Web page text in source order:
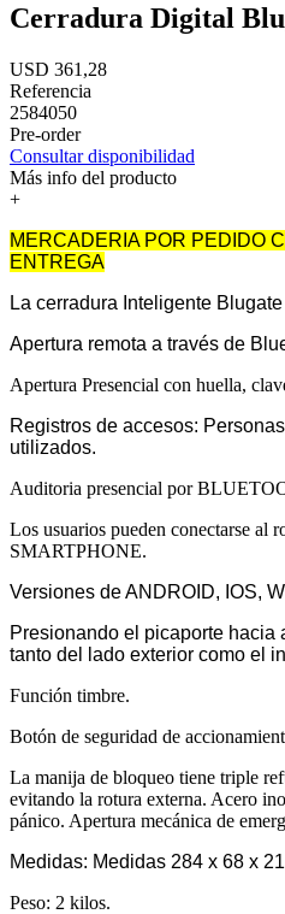
Cerradura Digital
USD 361,28
Referencia
2584050
Pre-order
Consultar disponibilidad
Más info del producto
+
MERCADERIA POR PEDIDO
ENTREGA
La cerradura Inteligente
Apertura remota a través de
Apertura Presencial con huella,
Registros de accesos:
utilizados.
Auditoria presencial por
Los usuarios pueden conectarse
SMARTPHONE.
Versiones de ANDROID, IOS,
Presionando el picaporte hacia
tanto del lado exterior como el
Función timbre.
Botón de seguridad de
La manija de bloqueo tiene triple
evitando la rotura externa. Acero
pánico. Apertura mecánica de
Medidas: Medidas 284 x 68 x
Peso: 2 kilos.